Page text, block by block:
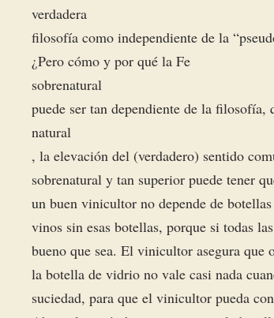
verdadera
filosofía como independiente de la
¿Pero cómo y por qué la Fe
sobrenatural
puede ser tan dependiente de la
natural
, la elevación del (verdadero) sentido
sobrenatural y tan superior puede tener
un buen vinicultor no depende de
vinos sin esas botellas, porque si todas
bueno que sea. El vinicultor asegura
la botella de vidrio no vale casi nada
suciedad, para que el vinicultor pueda